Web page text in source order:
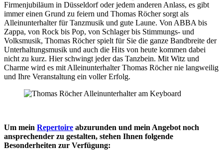
Firmenjubiläum in Düsseldorf oder jedem anderen Anlass, es gibt
immer einen Grund zu feiern und Thomas Röcher sorgt als
Alleinunterhalter für Tanzmusik und gute Laune. Von ABBA bis
Zappa, von Rock bis Pop, von Schlager bis Stimmungs- und
Volksmusik, Thomas Röcher spielt für Sie die ganze Bandbreite der
Unterhaltungsmusik und auch die Hits von heute kommen dabei
nicht zu kurz. Hier schwingt jeder das Tanzbein. Mit Witz und
Charme wird es mit Alleinunterhalter Thomas Röcher nie langweilig
und Ihre Veranstaltung ein voller Erfolg.
Um mein Repertoire abzurunden und mein Angebot noch
ansprechender zu gestalten, stehen Ihnen folgende
Besonderheiten zur Verfügung: